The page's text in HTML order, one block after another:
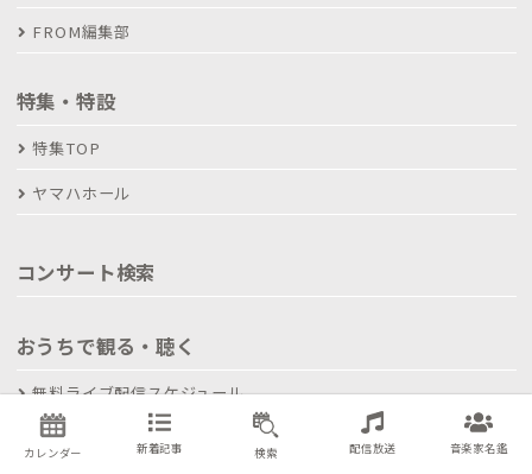
FROM編集部
特集・特設
特集TOP
ヤマハホール
コンサート検索
おうちで観る・聴く
無料ライブ配信スケジュール
有料ライブ配信スケジュール
カレンダー 新着記事 検索 配信放送 音楽家名鑑